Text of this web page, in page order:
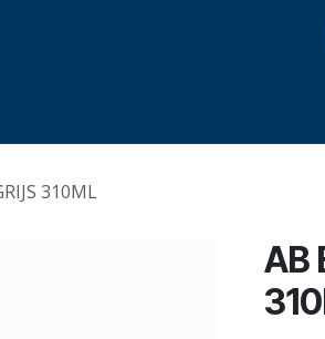
310ML
AB